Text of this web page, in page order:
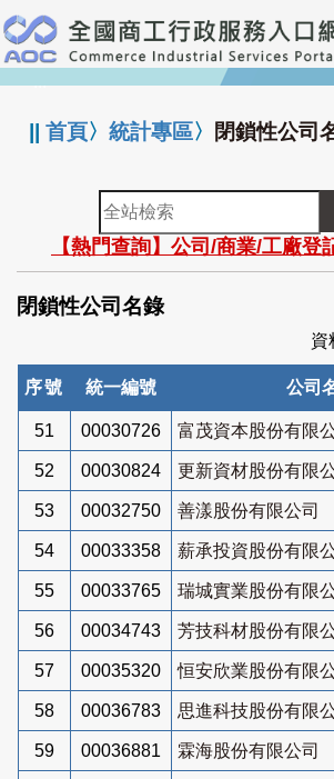
跳
到
主
要
:::
||首頁〉統計專區〉 閉鎖性公司
全
站
檢
索
【熱門查詢】公司/商業/工廠登
閉鎖性公司名錄
資
序號 統一編號 公司
51 00030726 富茂資本股份有限
52 00030824 更新資材股份有限
53 00032750 善漾股份有限公司
54 00033358 薪承投資股份有限
55 00033765 瑞城實業股份有限
56 00034743 芳技科材股份有限
57 00035320 恒安欣業股份有限
58 00036783 思進科技股份有限
59 00036881 霖海股份有限公司